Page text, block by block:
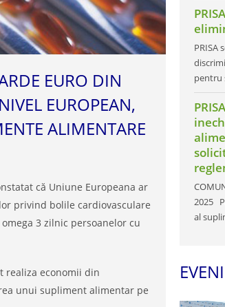
PRISA
pentru
2025
al
EURO DIN
EUROPEAN,
ALIMENTARE
că Uniune Europeana ar
privind bolile cardiovasculare
3 zilnic persoanelor cu
realiza economii din
unui supliment alimentar pe